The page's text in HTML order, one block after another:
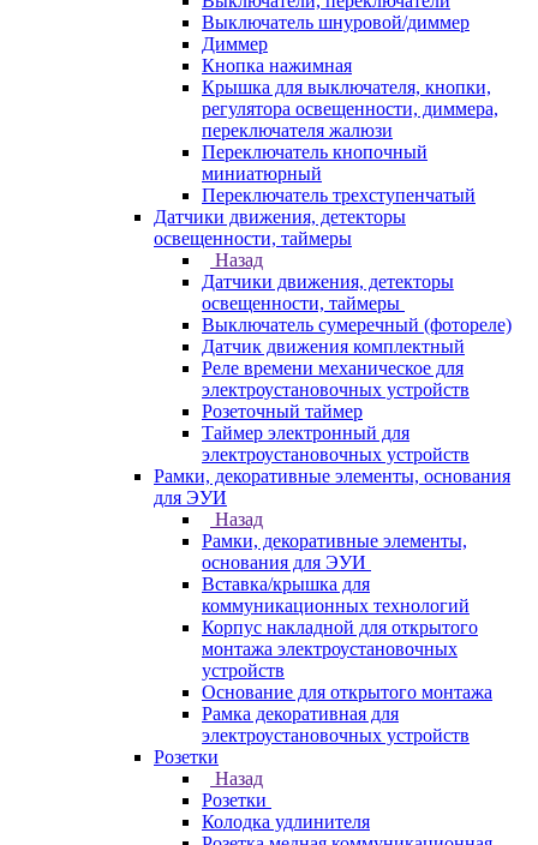
Выключатель шнуровой/диммер
Диммер
Кнопка нажимная
Крышка для выключателя, кнопки,
регулятора освещенности, диммера,
переключателя жалюзи
Переключатель кнопочный
миниатюрный
Переключатель трехступенчатый
Датчики движения, детекторы
освещенности, таймеры
Назад
Датчики движения, детекторы
освещенности, таймеры
Выключатель сумеречный (фотореле)
Датчик движения комплектный
Реле времени механическое для
электроустановочных устройств
Розеточный таймер
Таймер электронный для
электроустановочных устройств
Рамки, декоративные элементы, основания
для ЭУИ
Назад
Рамки, декоративные элементы,
основания для ЭУИ
Вставка/крышка для
коммуникационных технологий
Корпус накладной для открытого
монтажа электроустановочных
устройств
Основание для открытого монтажа
Рамка декоративная для
электроустановочных устройств
Розетки
Назад
Розетки
Колодка удлинителя